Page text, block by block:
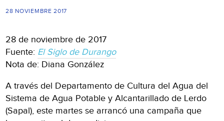
28 NOVIEMBRE 2017
28 de noviembre de 2017
Fuente: El Siglo de Durango
Nota de: Diana González
A través del Departamento de Cultura del Agua del
Sistema de Agua Potable y Alcantarillado de Lerdo
(Sapal), este martes se arrancó una campaña que